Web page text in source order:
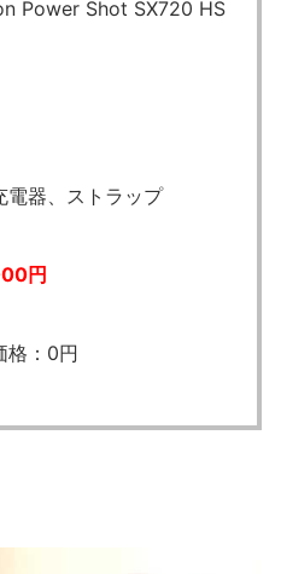
Power Shot SX720 HS
器、ストラップ
円
格：0円